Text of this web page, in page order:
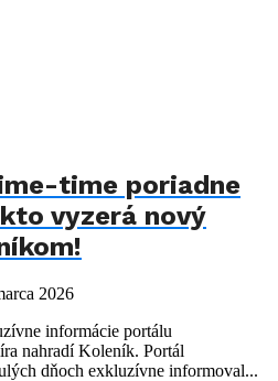
time poriadne
vyzerá nový
2026
informácie portálu
nahradí Koleník. Portál
dňoch exkluzívne informoval...